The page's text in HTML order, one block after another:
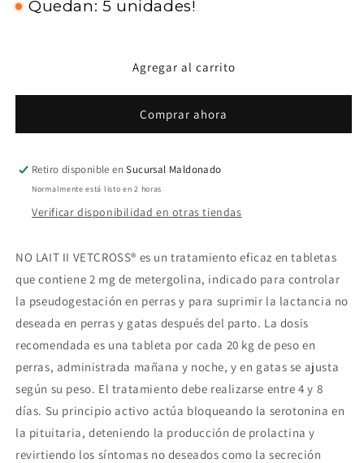
No
No
Vetcross
Quedan: 5 unidades!
Agregar al carrito
Comprar ahora
Retiro disponible enSucursal Maldonado
Normalmente está listo en 2 horas
Verificar disponibilidad en otras tiendas
NO LAIT II VETCROSS® es un tratamiento eficaz en tabletas
que contiene 2 mg de metergolina, indicado para controlar
la pseudogestación en perras y para suprimir la lactancia no
deseada en perras y gatas después del parto. La dosis
recomendada es una tableta por cada 20 kg de peso en
perras, administrada mañana y noche, y en gatas se ajusta
según su peso. El tratamiento debe realizarse entre 4 y 8
días. Su principio activo actúa bloqueando la serotonina en
la pituitaria, deteniendo la producción de prolactina y
revirtiendo los síntomas no deseados como la secreción